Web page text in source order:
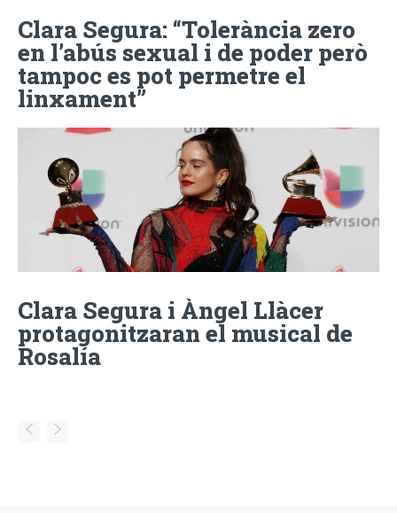
Clara Segura: “Tolerància zero
en l’abús sexual i de poder però
tampoc es pot permetre el
linxament”
Clara Segura i Àngel Llàcer
protagonitzaran el musical de
Rosalía